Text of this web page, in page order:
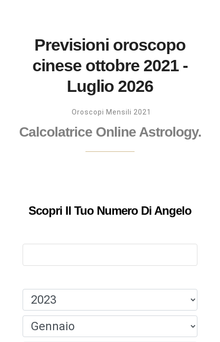
Previsioni oroscopo
cinese ottobre 2021 -
Luglio 2026
Oroscopi Mensili 2021
Calcolatrice Online Astrology.
Scopri Il Tuo Numero Di Angelo